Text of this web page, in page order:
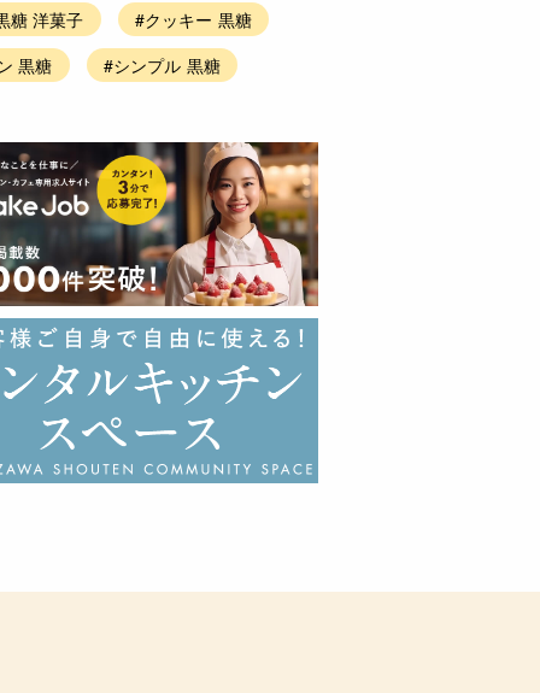
糖 洋菓子
#クッキー 黒糖
黒糖 #シンプル 黒糖